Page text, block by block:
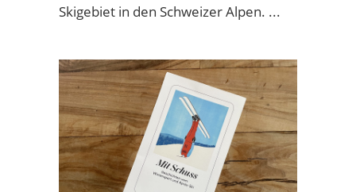
Skigebiet in den Schweizer Alpen.